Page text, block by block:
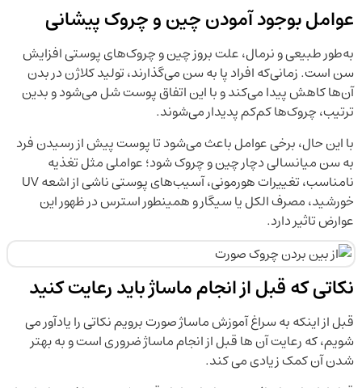
عوامل بوجود آمودن چین و چروک پیشانی
به‌طور طبیعی و نرمال، علت بروز چین و چروک‌های پوستی افزایش
سن است. زمانی‌که افراد پا به سن می‌گذارند، تولید کلاژن در بدن
آن‌ها کاهش پیدا می‌کند و با این اتفاق پوست شل می‌شود و بدین
ترتیب، چروک‌ها کم‌کم پدیدار می‌شوند.
با این حال، برخی عوامل باعث می‌شود تا پوست پیش از رسیدن فرد
به سن میانسالی دچار چین و چروک شود؛ عواملی مثل تغذیه
نامناسب، تغییرات هورمونی، آسیب‌های پوستی ناشی از اشعه UV
خورشید، مصرف الکل یا سیگار و همینطور استرس در ظهور این
عوارض تاثیر دارد.
نکاتی که قبل از انجام ماساژ باید رعایت کنید
قبل از اینکه به سراغ آموزش ماساژ صورت برویم نکاتی را یادآور می
شویم، که رعایت آن ها قبل از انجام ماساژ ضروری است و به بهتر
شدن آن کمک زیادی می کند.